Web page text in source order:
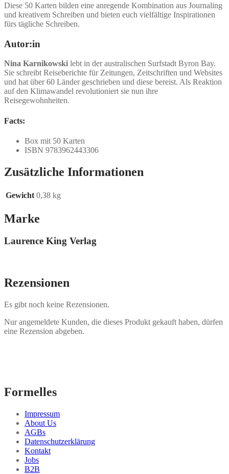
Diese 50 Karten bilden eine anregende Kombination aus Journaling
und kreativem Schreiben und bieten euch vielfältige Inspirationen
fürs tägliche Schreiben.
Autor:in
Nina Karnikowski lebt in der australischen Surfstadt Byron Bay.
Sie schreibt Reiseberichte für Zeitungen, Zeitschriften und Websites
und hat über 60 Länder geschrieben und diese bereist. Als Reaktion
auf den Klimawandel revolutioniert sie nun ihre
Reisegewohnheiten.
Facts:
Box mit 50 Karten
ISBN 9783962443306
Zusätzliche Informationen
Gewicht 0,38 kg
Marke
Laurence King Verlag
Rezensionen
Es gibt noch keine Rezensionen.
Nur angemeldete Kunden, die dieses Produkt gekauft haben, dürfen
eine Rezension abgeben.
Formelles
Impressum
About Us
AGBs
Datenschutzerklärung
Kontakt
Jobs
B2B